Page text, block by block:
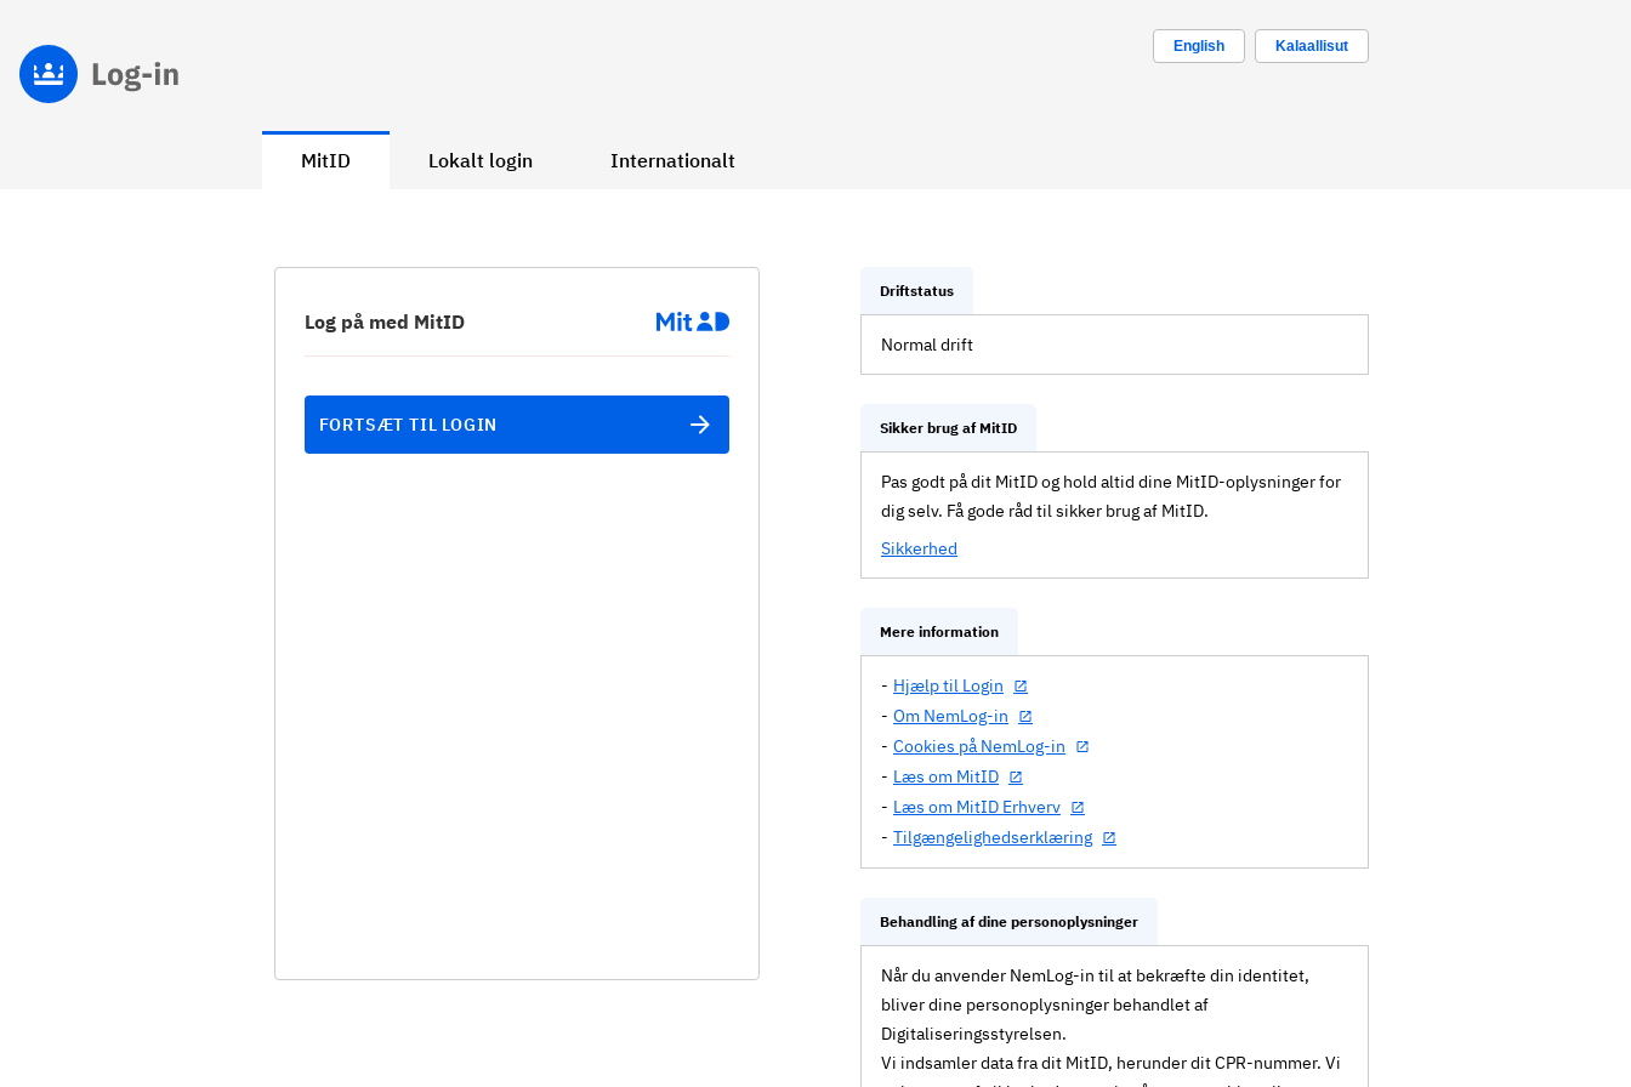
English Kalaallisut
MitID Lokalt login Internationalt
Log på med MitID
FORTSÆT TIL LOGIN
Driftstatus
Normal drift
Sikker brug af MitID
Pas godt på dit MitID og hold altid dine MitID-oplysninger for
dig selv. Få gode råd til sikker brug af MitID.
Sikkerhed
Mere information
Hjælp til Login
Om NemLog-in
Cookies på NemLog-in
Læs om MitID
Læs om MitID Erhverv
Tilgængelighedserklæring
Behandling af dine personoplysninger
Når du anvender NemLog-in til at bekræfte din identitet,
bliver dine personoplysninger behandlet af
Digitaliseringsstyrelsen.
Vi indsamler data fra dit MitID, herunder dit CPR-nummer. Vi